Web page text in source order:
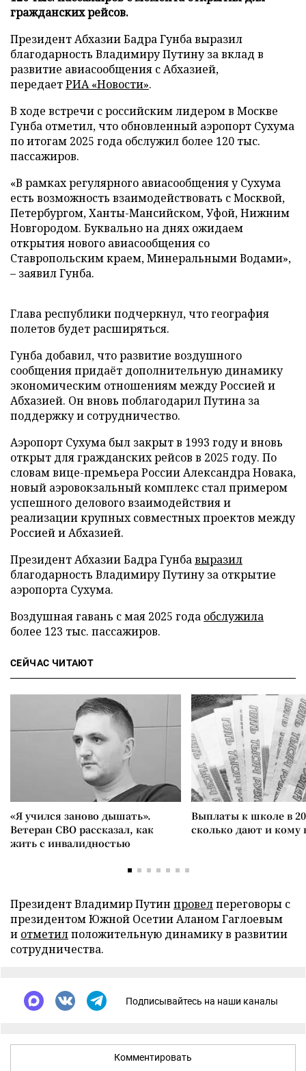
гражданских рейсов.
Президент Абхазии Бадра Гунба выразил
благодарность Владимиру Путину за вклад в
развитие авиасообщения с Абхазией,
передаетРИА «Новости».
В ходе встречи с российским лидером в Москве
Гунба отметил, что обновленный аэропорт Сухума
по итогам 2025 года обслужил более 120 тыс.
пассажиров.
«В рамках регулярного авиасообщения у Сухума
есть возможность взаимодействовать с Москвой,
Петербургом, Ханты-Мансийском, Уфой, Нижним
Новгородом. Буквально на днях ожидаем
открытия нового авиасообщения со
Ставропольским краем, Минеральными Водами»,
– заявил Гунба.
Глава республики подчеркнул, что география
полетов будет расширяться.
Гунба добавил, что развитие воздушного
сообщения придаёт дополнительную динамику
экономическим отношениям между Россией и
Абхазией. Он вновь поблагодарил Путина за
поддержку и сотрудничество.
Аэропорт Сухума был закрыт в 1993 году и вновь
открыт для гражданских рейсов в 2025 году. По
словам вице-премьера России Александра Новака,
новый аэровокзальный комплекс стал примером
успешного делового взаимодействия и
реализации крупных совместных проектов между
Россией и Абхазией.
Президент Абхазии Бадра Гунбавыразил
благодарность Владимиру Путину за открытие
аэропорта Сухума.
Воздушная гавань с мая 2025 года обслужила
более 123 тыс. пассажиров.
СЕЙЧАС ЧИТАЮТ
«Я учился заново дышать».
Ветеран СВО рассказал, как
жить с инвалидностью
Выплаты к школе в
сколько дают и
Президент Владимир Путин провелпереговоры с
президентом Южной Осетии Аланом Гаглоевым
и отметилположительную динамику в развитии
сотрудничества.
Подписывайтесь на наши каналы
Комментировать